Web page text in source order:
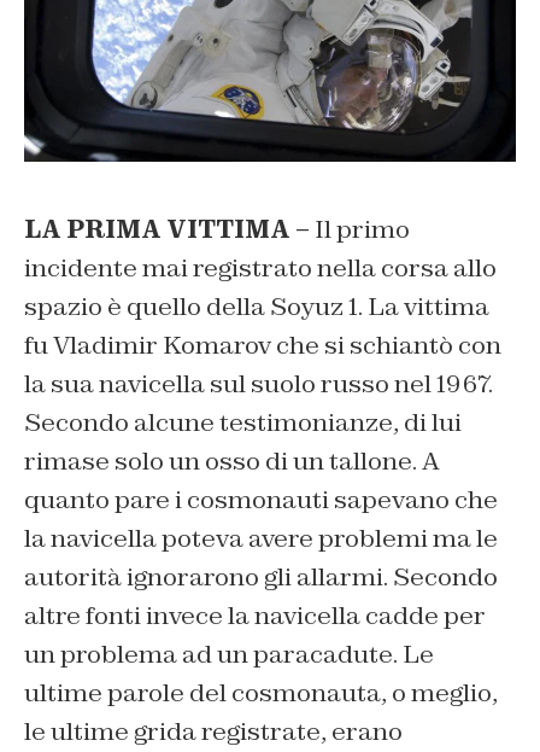
LA PRIMA VITTIMA – Il primo
incidente mai registrato nella corsa allo
spazio è quello della Soyuz 1. La vittima
fu Vladimir Komarov che si schiantò con
la sua navicella sul suolo russo nel 1967.
Secondo alcune testimonianze, di lui
rimase solo un osso di un tallone. A
quanto pare i cosmonauti sapevano che
la navicella poteva avere problemi ma le
autorità ignorarono gli allarmi. Secondo
altre fonti invece la navicella cadde per
un problema ad un paracadute. Le
ultime parole del cosmonauta, o meglio,
le ultime grida registrate, erano